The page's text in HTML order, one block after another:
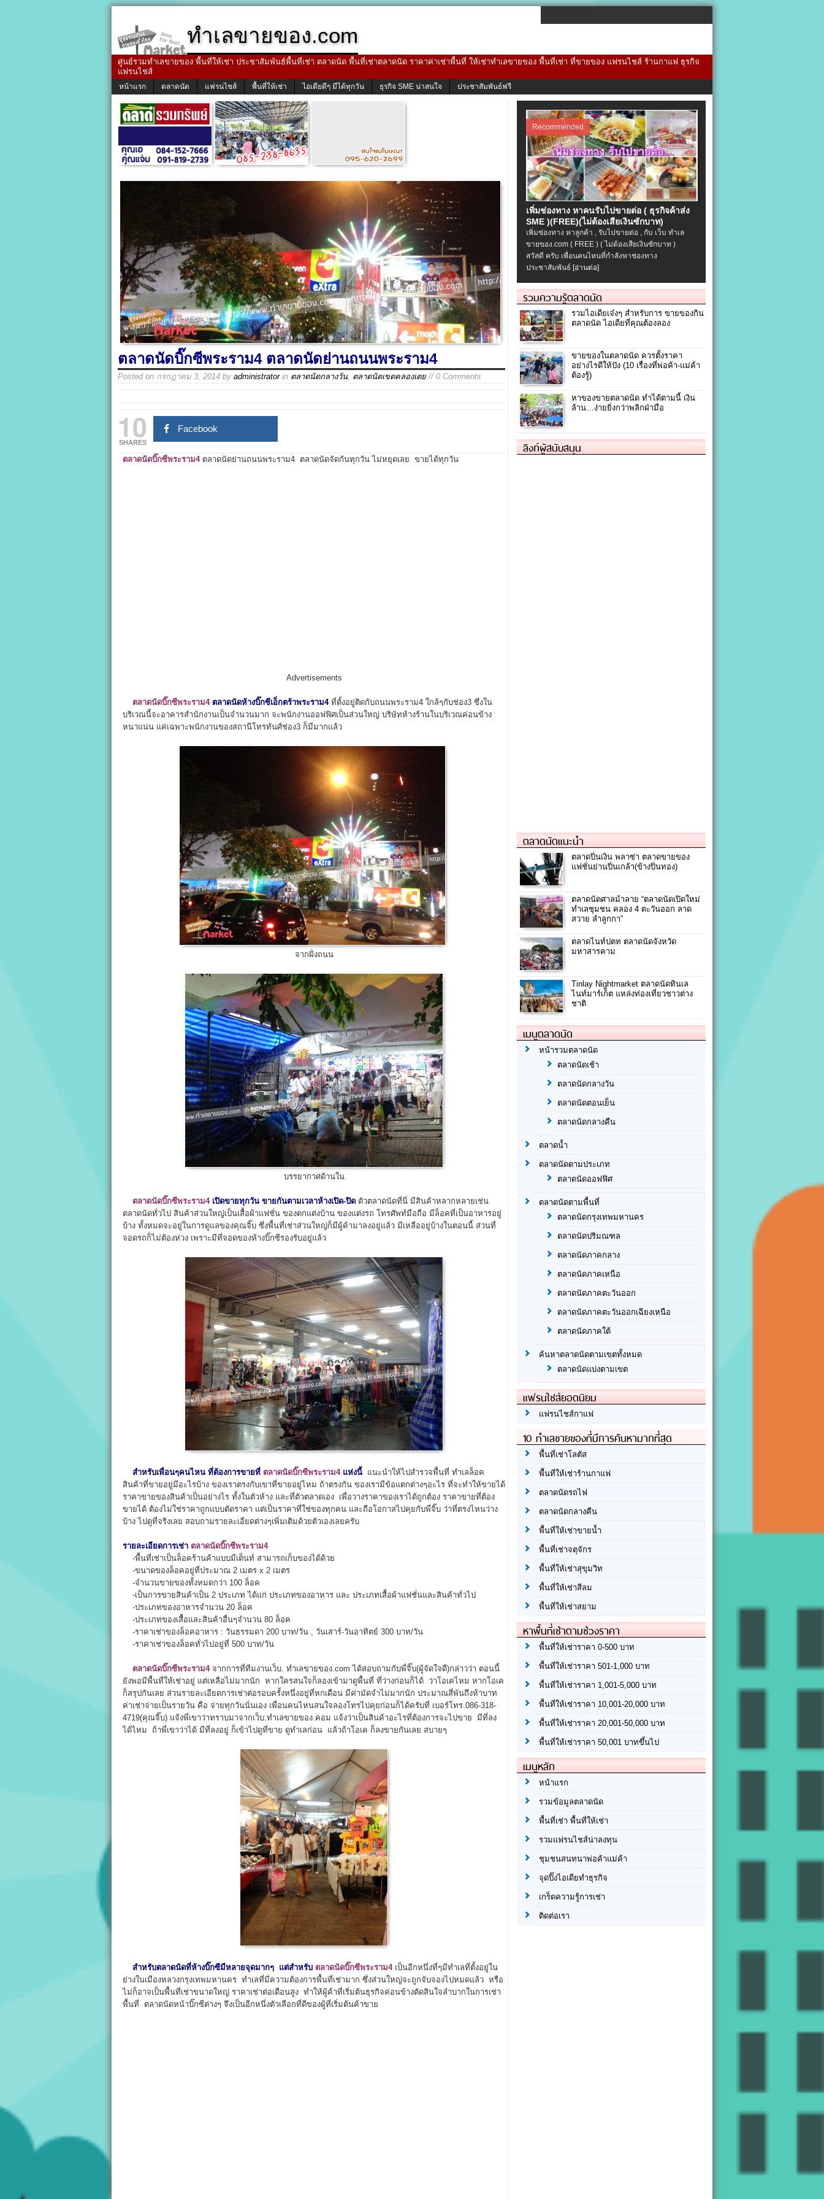
ทำเลขายของ.com
ศูนย์รวมทำเลขายของ พื้นที่ให้เช่า ประชาสัมพันธ์พื้นที่เช่า ตลาดนัด พื้นที่เช่าตลาดนัด ราคาค่าเช่าพื้นที่ ให้เช่าทำเลขายของ พื้นที่เช่า ที่ขายของ แฟรนไชส์ ร้านกาแฟ ธุรกิจ
แฟรนไชส์
หน้าแรก ตลาดนัด แฟรนไชส์ พื้นที่ให้เช่า ไอเดียดีๆ มีได้ทุกวัน ธุรกิจ SME น่าสนใจ ประชาสัมพันธ์ฟรี
ตลาดนัดบิ๊กซีพระราม4 ตลาดนัดย่านถนนพระราม4
Posted on กรกฎาคม 3, 2014 by administratorin ตลาดนัดกลางวัน ตลาดนัดเขตคลองเตย// 0 Comments
10
SHARES
Facebook
ตลาดนัดบิ๊กซีพระราม4ตลาดนัดย่านถนนพระราม4 ตลาดนัดจัดกันทุกวัน ไม่หยุดเลย ขายได้ทุกวัน
Advertisements
ตลาดนัดบิ๊กซีพระราม4 ตลาดนัดห้างบิ๊กซีเอ็กตร้าพระราม4ที่ตั้งอยู่ติดกับถนนพระราม4 ใกล้ๆกับช่อง3 ซึ่งใน
บริเวณนี้จะอาคารสำนักงานเป็นจำนวนมาก จะพนักงานออฟฟิศเป็นส่วนใหญ่ บริษัทห้างร้านในบริเวณค่อนข้าง
หนาแน่น แค่เฉพาะพนักงานของสถานีโทรทันศ์ช่อง3 ก็มีมากแล้ว
จากฝั่งถนน
บรรยากาศด้านใน
ตลาดนัดบิ๊กซีพระราม4 เปิดขายทุกวัน ขายกันตามเวลาห้างเปิด-ปิด ตัวตลาดนัดที่นี่ มีสินค้าหลากหลายเช่น
ตลาดนัดทั่วไป สินค้าส่วนใหญ่เป็นเสื้อผ้าแฟชั่น ของตกแต่งบ้าน ของแต่งรถ โทรศัพท์มือถือ มีล็อคที่เป็นอาหารอยู่
บ้าง ทั้งหมดจะอยู่ในการดูแลของคุณจิ๊บ ซึ่งพื้นที่เช่าส่วนใหญ่ก็มีผู้ค้ามาลงอยู่แล้ว มีเหลืออยู่บ้างในตอนนี้ ส่วนที่
จอดรถก็ไม่ต้องห่วง เพราะมีที่จอดของห้างบิ๊กซีรองรับอยู่แล้ว
สำหรับเพื่อนๆคนไหน ที่ต้องการขายที่ ตลาดนัดบิ๊กซีพระราม4 แห่งนี้ แนะนำให้ไปสำรวจพื้นที่ ทำเลล็อค
สินค้าที่ขายอยู่มีอะไรบ้าง ของเราตรงกับเขาที่ขายอยู่ไหม ถ้าตรงกัน ของเรามีข้อแตกต่างๆอะไร ที่จะทำให้ขายได้
ราคาขายของสินค้าเป็นอย่างไร ทั้งในตัวห้าง และที่ตัวตลาดเอง เพื่อวางราคาของเราได้ถูกต้อง ราคาขายที่ต้อง
ขายได้ ต้องไม่ใช่ราคาถูกแบบตัดราคา แต่เป็นราคาที่ใช่ของทุกคน และถือโอกาสไปคุยกับพี่จิ๊บ ว่าที่ตรงไหนว่าง
บ้าง ไปดูที่จริงเลย สอบถามรายละเอียดต่างๆเพิ่มเติมด้วยตัวเองเลยครับ
รายละเอียดการเช่า ตลาดนัดบิ๊กซีพระราม4
-พื้นที่เช่าเป็นล็อคร้านค้าแบบมีเต็นท์ สามารถเก็บของได้ด้วย
-ขนาดของล็อคอยู่ที่ประมาณ 2 เมตร x 2 เมตร
-จำนวนขายของทั้งหมดกว่า 100 ล็อค
-เป็นการขายสินค้าเป็น 2 ประเภท ได้แก่ ประเภทของอาหาร และ ประเภทเสื้อผ้าแฟชั่นและสินค้าทั่วไป
-ประเภทของอาหารจำนวน 20 ล็อค
-ประเภทของเสื้อและสินค้าอื่นๆจำนวน 80 ล็อค
-ราคาเช่าของล็อคอาหาร : วันธรรมดา 200 บาท/วัน , วันเสาร์-วันอาทิตย์ 300 บาท/วัน
-ราคาเช่าของล็อคทั่วไปอยู่ที่ 500 บาท/วัน
ตลาดนัดบิ๊กซีพระราม4จากการที่ทีมงานเว็บ. ทำเลขายของ.com ได้สอบถามกับพี่จิ๊บ(ผู้จัดใจดี)กล่าวว่า ตอนนี้
ยังพอมีพื้นที่ให้เช่าอยู่ แต่เหลือไม่มากนัก หากใครสนใจก็ลองเข้ามาดูพื้นที่ ที่ว่างก่อนก็ได้ ว่าโอเคไหม หากโอเค
ก็สรุปกันเลย ส่วนรายละเอียดการเช่าต่อรอบครั้งหนึ่งอยู่ที่หกเดือน มีค่ามัดจำไม่มากนัก ประมาณสี่พันถึงห้าบาท
ค่าเช่าจ่ายเป็นรายวัน คือ จ่ายทุกวันนั่นเอง เพื่อนคนไหนสนใจลองโทรไปคุยก่อนก็ได้ครับที่ เบอร์โทร.086-318-
4719(คุณจิ๊บ) แจ้งพี่เขาว่าทราบมาจากเว็บ.ทำเลขายของ.คอม แจ้งว่าเป็นสินค้าอะไรที่ต้องการจะไปขาย มีที่ลง
ได้ไหม ถ้าพี่เขาว่าได้ มีที่ลงอยู่ ก็เข้าไปดูที่ขาย ดูทำเลก่อน แล้วถ้าโอเค ก็ลงขายกันเลย สบายๆ
สำหรับตลาดนัดที่ห้างบิ๊กซีมีหลายจุดมากๆ แต่สำหรับ ตลาดนัดบิ๊กซีพระราม4เป็นอีกหนึ่งที่ๆมีทำเลที่ตั้งอยู่ใน
ย่างในเมืองหลวงกรุงเทพมหานคร ทำเลที่มีความต้องการพื้นที่เช่ามาก ซึ่งส่วนใหญ่จะถูกจับจองไปหมดแล้ว หรือ
ไม่ก็อาจเป็นพื้นที่เช่าขนาดใหญ่ ราคาเช่าต่อเดือนสูง ทำให้ผู้ค้าที่เริ่มต้นธุรกิจค่อนข้างตัดสินใจลำบากในการเช่า
พื้นที่ ตลาดนัดหน้าบิ๊กซีต่างๆ จึงเป็นอีกหนึ่งตัวเลือกที่ดีของผู้ที่เริ่มต้นค้าขาย
Recommended
เพิ่มช่องทาง หาคนรับไปขายต่อ ( ธุรกิจค้าส่ง
SME )(FREE)(ไม่ต้องเสียเงินซักบาท)
เพิ่มช่องทาง หาลูกค้า , รับไปขายต่อ , กับ เว็บ ทำเล
ขายของ.com ( FREE ) ( ไม่ต้องเสียเงินซักบาท )
สวัสดี ครับ เพื่อนคนไหนที่กำลังหาช่องทาง
ประชาสัมพันธ์ [อ่านต่อ]
รวมความรู้ตลาดนัด
รวมไอเดียเจ๋งๆ สำหรับการ ขายของกิน
ตลาดนัด ไอเดียที่คุณต้องลอง
ขายของในตลาดนัด ควรตั้งราคา
อย่างไรดีให้ปัง (10 เรื่องที่พ่อค้า-แม่ค้า
ต้องรู้)
หาของขายตลาดนัด ทำได้ตามนี้ เงิน
ล้าน…ง่ายยิ่งกว่าพลิกฝ่ามือ
ลิงก์ผู้สนับสนุน
ตลาดนัดแนะนำ
ตลาดปิ่นเงิน พลาซ่า ตลาดขายของ
แฟชั่นย่านปิ่นเกล้า(ข้างปิ่นทอง)
ตลาดนัดศาลม้าลาย “ตลาดนัดเปิดใหม่
ทำเลชุมชน คลอง 4 ตะวันออก ลาด
สวาย ลำลูกกา”
ตลาดไนท์ปตท ตลาดนัดจังหวัด
มหาสารคาม
Tinlay Nightmarket ตลาดนัดทินเล
ไนท์มาร์เก็ต แหล่งท่องเที่ยวชาวต่าง
ชาติ
เมนูตลาดนัด
หน้ารวมตลาดนัด
ตลาดนัดเช้า
ตลาดนัดกลางวัน
ตลาดนัดตอนเย็น
ตลาดนัดกลางคืน
ตลาดน้ำ
ตลาดนัดตามประเภท
ตลาดนัดออฟฟิศ
ตลาดนัดตามพื้นที่
ตลาดนัดกรุงเทพมหานคร
ตลาดนัดปริมณฑล
ตลาดนัดภาคกลาง
ตลาดนัดภาคเหนือ
ตลาดนัดภาคตะวันออก
ตลาดนัดภาคตะวันออกเฉียงเหนือ
ตลาดนัดภาคใต้
ค้นหาตลาดนัดตามเขตทั้งหมด
ตลาดนัดแบ่งตามเขต
แฟรนไชส์ยอดนิยม
แฟรนไชส์กาแฟ
10 ทำเลขายของที่มีการค้นหามากที่สุด
พื้นที่เช่าโลตัส
พื้นที่ให้เช่าร้านกาแฟ
ตลาดนัดรถไฟ
ตลาดนัดกลางคืน
พื้นที่ให้เช่าขายน้ำ
พื้นที่เช่าจตุจักร
พื้นที่ให้เช่าสุขุมวิท
พื้นที่ให้เช่าสีลม
พื้นที่ให้เช่าสยาม
หาพื้นที่เช่าตามช่วงราคา
พื้นที่ให้เช่าราคา 0-500 บาท
พื้นที่ให้เช่าราคา 501-1,000 บาท
พื้นที่ให้เช่าราคา 1,001-5,000 บาท
พื้นที่ให้เช่าราคา 10,001-20,000 บาท
พื้นที่ให้เช่าราคา 20,001-50,000 บาท
พื้นที่ให้เช่าราคา 50,001 บาทขึ้นไป
เมนูหลัก
หน้าแรก
รวมข้อมูลตลาดนัด
พื้นที่เช่า พื้นที่ให้เช่า
รวมแฟรนไชส์น่าลงทุน
ชุมชนสนทนาพ่อค้าแม่ค้า
จุดปิ๊งไอเดียทำธุรกิจ
เกร็ดความรู้การเช่า
ติดต่อเรา